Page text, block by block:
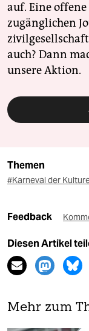
auf. Eine
zugänglichen
auch? Dann
unsere Aktion.
Themen
#Karneval der
Feedback
Diesen Artikel
Mehr zum